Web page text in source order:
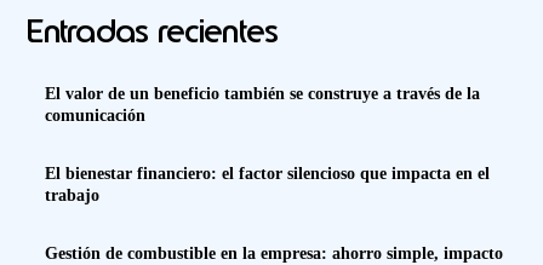
Entradas recientes
El valor de un beneficio también se construye a través de la
comunicación
El bienestar financiero: el factor silencioso que impacta en el
trabajo
Gestión de combustible en la empresa: ahorro simple, impacto